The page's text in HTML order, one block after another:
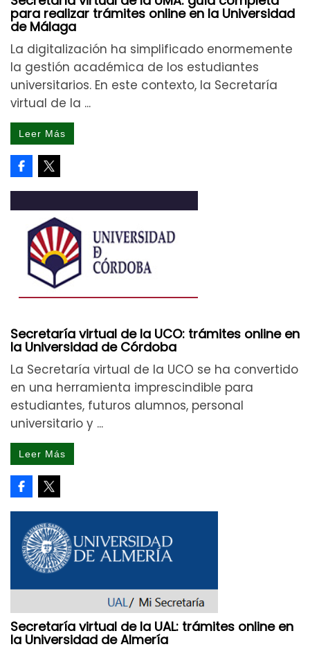
para realizar trámites online en la Universidad
de Málaga
La digitalización ha simplificado enormemente
la gestión académica de los estudiantes
universitarios. En este contexto, la Secretaría
virtual de la ...
Leer Más
Secretaría virtual de la UCO: trámites online en
la Universidad de Córdoba
La Secretaría virtual de la UCO se ha convertido
en una herramienta imprescindible para
estudiantes, futuros alumnos, personal
universitario y ...
Leer Más
Secretaría virtual de la UAL: trámites online en
la Universidad de Almería